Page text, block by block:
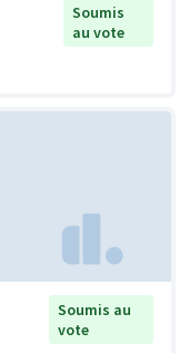
Soumis
au vote
Soumis au
vote